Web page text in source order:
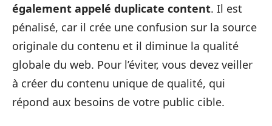
également appelé duplicate content. Il est
pénalisé, car il crée une confusion sur la source
originale du contenu et il diminue la qualité
globale du web. Pour l’éviter, vous devez veiller
à créer du contenu unique de qualité, qui
répond aux besoins de votre public cible.